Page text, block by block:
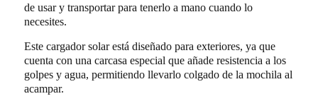
de usar y transportar para tenerlo a mano cuando lo
necesites.
Este cargador solar está diseñado para exteriores, ya que
cuenta con una carcasa especial que añade resistencia a los
golpes y agua, permitiendo llevarlo colgado de la mochila al
acampar.